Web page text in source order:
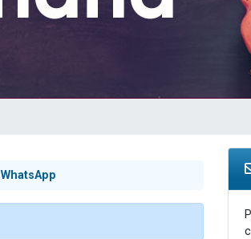
WhatsApp